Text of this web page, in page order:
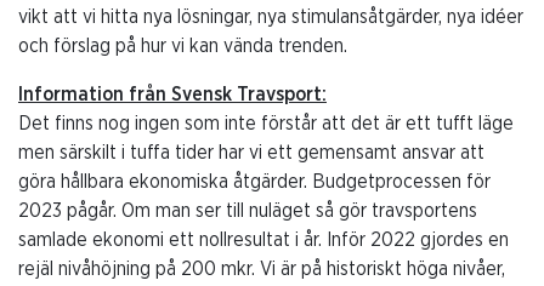
vikt att vi hitta nya lösningar, nya stimulansåtgärder, nya idéer
och förslag på hur vi kan vända trenden.
Information från Svensk Travsport:
Det finns nog ingen som inte förstår att det är ett tufft läge
men särskilt i tuffa tider har vi ett gemensamt ansvar att
göra hållbara ekonomiska åtgärder. Budgetprocessen för
2023 pågår. Om man ser till nuläget så gör travsportens
samlade ekonomi ett nollresultat i år. Inför 2022 gjordes en
rejäl nivåhöjning på 200 mkr. Vi är på historiskt höga nivåer,